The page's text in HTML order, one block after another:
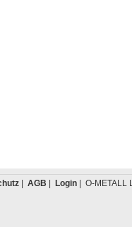
| AGB Login| O-METALL